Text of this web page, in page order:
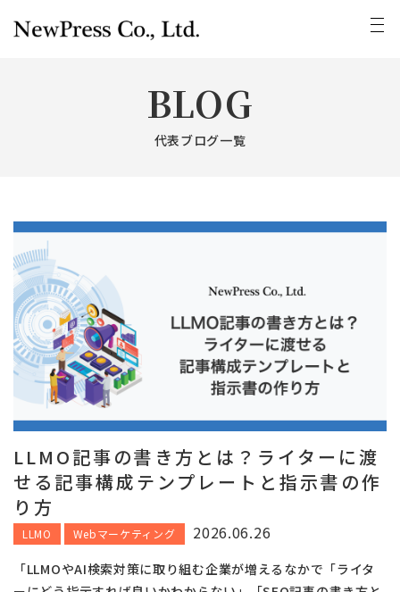
BLOG
代表ブログ一覧
LLMO記事の書き方とは？ライターに渡
せる記事構成テンプレートと指示書の作
り方
LLMO Webマーケティング 2026.06.26
「LLMOやAI検索対策に取り組む企業が増えるなかで「ライタ